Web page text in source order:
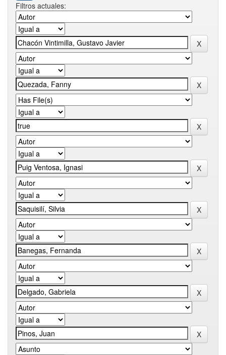
Filtros actuales: